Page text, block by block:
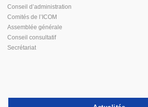
Conseil d’administration
Comités de l’ICOM
Assemblée générale
Conseil consultatif
Secrétariat